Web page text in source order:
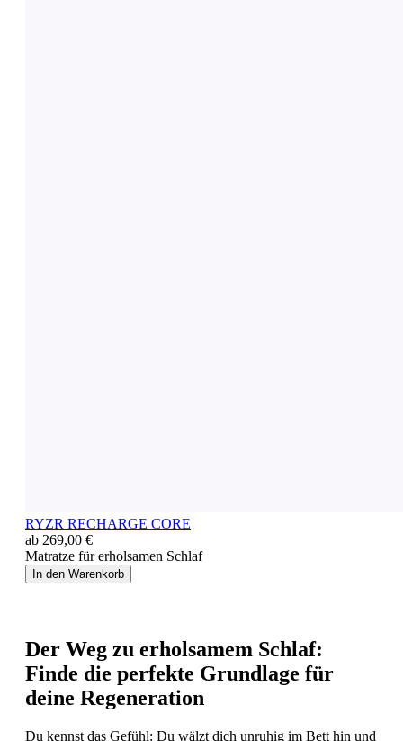
RYZR RECHARGE CORE
ab 269,00 €
Matratze für erholsamen Schlaf
In den Warenkorb
Der Weg zu erholsamem Schlaf:
Finde die perfekte Grundlage für
deine Regeneration
Du kennst das Gefühl: Du wälzt dich unruhig im Bett hin und